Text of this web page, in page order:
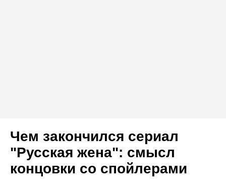
Чем закончился сериал
"Русская жена": смысл
концовки со спойлерами